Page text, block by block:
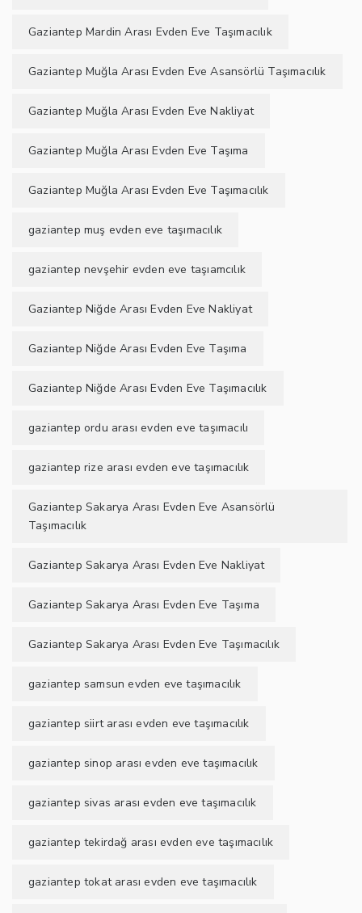
Gaziantep Mardin Arası Evden Eve Taşımacılık
Gaziantep Muğla Arası Evden Eve Asansörlü Taşımacılık
Gaziantep Muğla Arası Evden Eve Nakliyat
Gaziantep Muğla Arası Evden Eve Taşıma
Gaziantep Muğla Arası Evden Eve Taşımacılık
gaziantep muş evden eve taşımacılık
gaziantep nevşehir evden eve taşıamcılık
Gaziantep Niğde Arası Evden Eve Nakliyat
Gaziantep Niğde Arası Evden Eve Taşıma
Gaziantep Niğde Arası Evden Eve Taşımacılık
gaziantep ordu arası evden eve taşımacılı
gaziantep rize arası evden eve taşımacılık
Gaziantep Sakarya Arası Evden Eve Asansörlü
Taşımacılık
Gaziantep Sakarya Arası Evden Eve Nakliyat
Gaziantep Sakarya Arası Evden Eve Taşıma
Gaziantep Sakarya Arası Evden Eve Taşımacılık
gaziantep samsun evden eve taşımacılık
gaziantep siirt arası evden eve taşımacılık
gaziantep sinop arası evden eve taşımacılık
gaziantep sivas arası evden eve taşımacılık
gaziantep tekirdağ arası evden eve taşımacılık
gaziantep tokat arası evden eve taşımacılık